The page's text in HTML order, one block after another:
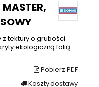
MASTER,
tektury o grubości
ekologiczną folią
Pobierz PDF
Koszty dostawy